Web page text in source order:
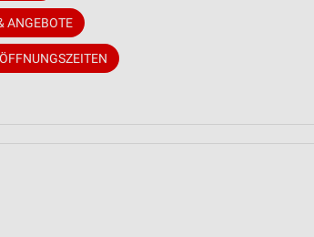
ANGEBOTE